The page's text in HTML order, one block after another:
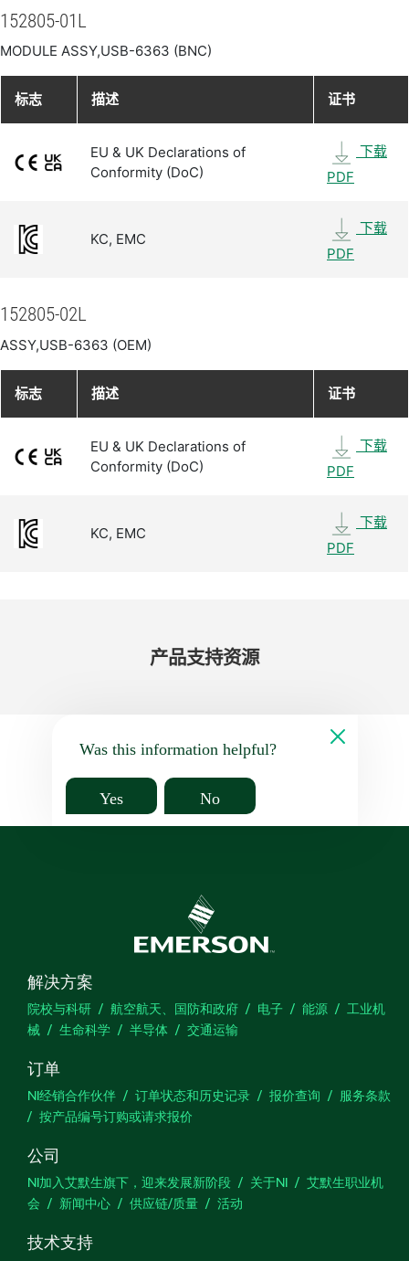
152805-01L
MODULE ASSY,USB-6363 (BNC)
标志 描述 证书
EU & UK Declarations of
Conformity (DoC)
下载
PDF
KC, EMC
下载
PDF
152805-02L
ASSY,USB-6363 (OEM)
标志 描述 证书
EU & UK Declarations of
Conformity (DoC)
下载
PDF
KC, EMC
下载
PDF
产品​支持​资源
Was this information helpful?
Yes No
解决方案
院校与科研 航空航天、国防和政府 电子 能源
工业机
械
生命科学 半导体 交通运输
订单
NI经销合作伙伴 订单状态和历史记录 报价查询
服务条款
按产品编号订购或请求报价
公司
NI加入艾默生旗下，迎来发展新阶段 关于NI
艾默生职业机
会
新闻中心 供应链/质量 活动
技术支持